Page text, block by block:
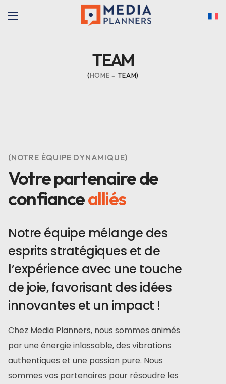
TEAM
HOME TEAM
(NOTRE ÉQUIPE DYNAMIQUE)
Votre partenaire de
confiancealliés
Notre équipe mélange des
esprits stratégiques et de
l’expérience avec une touche
de joie, favorisant des idées
innovantes et un impact !
Chez Media Planners, nous sommes animés
par une énergie inlassable, des vibrations
authentiques et une passion pure. Nous
sommes vos partenaires pour résoudre les